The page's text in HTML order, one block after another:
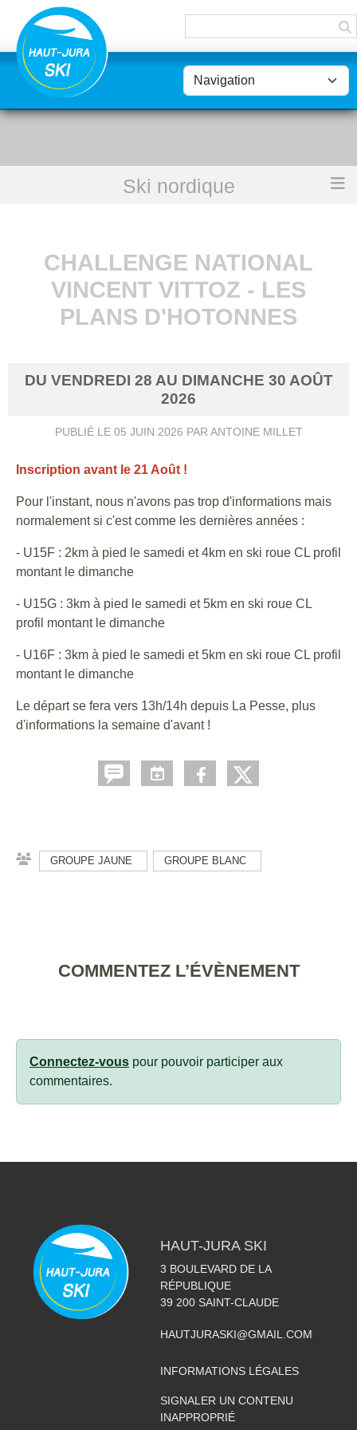
Ski nordique
Challenge National Vincent Vittoz - Les Plans d'Hotonnes
CHALLENGE NATIONAL
VINCENT VITTOZ - LES
PLANS D'HOTONNES
DU VENDREDI 28 AU DIMANCHE 30 AOÛT
2026
PUBLIÉ LE 05 JUIN 2026 PAR ANTOINE MILLET
Inscription avant le 21 Août !
Pour l'instant, nous n'avons pas trop d'informations mais
normalement si c'est comme les dernières années :
- U15F : 2km à pied le samedi et 4km en ski roue CL profil
montant le dimanche
- U15G : 3km à pied le samedi et 5km en ski roue CL
profil montant le dimanche
- U16F : 3km à pied le samedi et 5km en ski roue CL profil
montant le dimanche
Le départ se fera vers 13h/14h depuis La Pesse, plus
d'informations la semaine d'avant !
GROUPE JAUNE GROUPE BLANC
COMMENTEZ L’ÉVÈNEMENT
Connectez-vous pour pouvoir participer aux
commentaires.
HAUT-JURA SKI
3 BOULEVARD DE LA
RÉPUBLIQUE
39 200 SAINT-CLAUDE
HAUTJURASKI@GMAIL.COM
INFORMATIONS LÉGALES
SIGNALER UN CONTENU
INAPPROPRIÉ
Panneau de gestion des cookies